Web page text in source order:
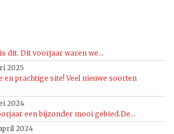
dit. Dit voorjaar waren we...
2025
en prachtige site! Veel nieuwe soorten
2024
een bijzonder mooi gebied.De...
2024